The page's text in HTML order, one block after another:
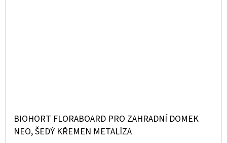
BIOHORT FLORABOARD PRO ZAHRADNÍ DOMEK
NEO, ŠEDÝ KŘEMEN METALÍZA